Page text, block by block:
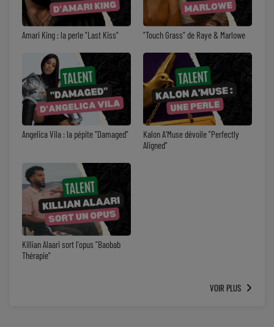
Amari King : la perle "Last Kiss" "Touch Grass" de Raye & Marlowe
Angelica Vila : la pépite "Damaged"
Kalon A'Muse dévoile "Perfectly
Aligned"
Killian Alaari sort l'opus "Baobab
Thérapie"
VOIR PLUS